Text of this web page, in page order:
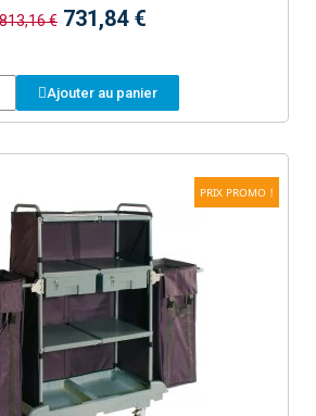
813,16 € 731,84 €
Ajouter au panier
PRIX PROMO !